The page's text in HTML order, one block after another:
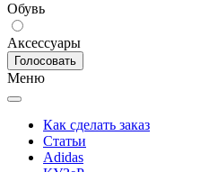
Обувь
Аксессуары
Меню
Как сделать заказ
Статьи
Adidas